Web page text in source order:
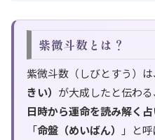
紫微斗数とは？
紫微斗数（しびとすう）は
きい） が大成したと伝わ
日時から運命を読み解く占
「命盤（めいばん）
」と